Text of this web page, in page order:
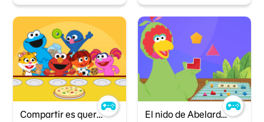
Compartir es querer El nido de Abelardo: Los bloques